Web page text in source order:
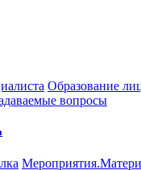
Образование
вопросы